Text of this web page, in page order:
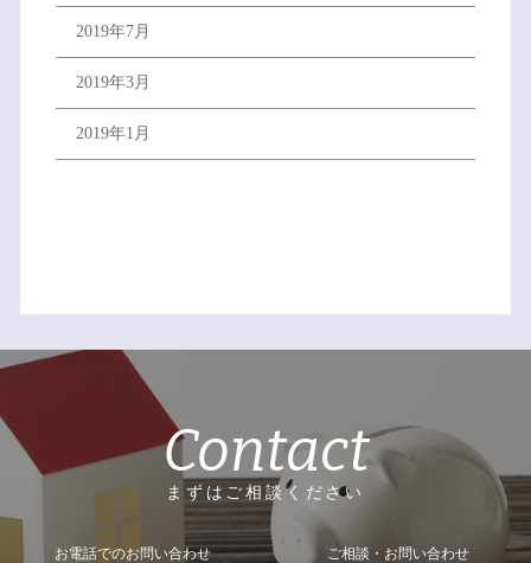
2019年7月
2019年3月
2019年1月
Contact
まずはご相談ください
お電話でのお問い合わせ ご相談・お問い合わせ